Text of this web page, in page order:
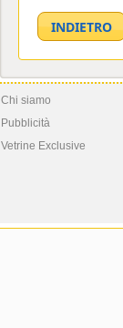
Chi siamo
Pubblicità
Vetrine Exclusive